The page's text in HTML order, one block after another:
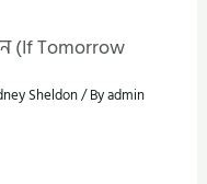
(If Tomorrow
Sheldon/ Byadmin